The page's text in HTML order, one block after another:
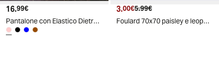
Prezzo attuale
16.99€
Pantalone con Elastico Dietro - Rosa
Prezzo attuale
3.00€ Prezzo originale
5.99€
Foulard 70x70 paisley e leopardato - Moro